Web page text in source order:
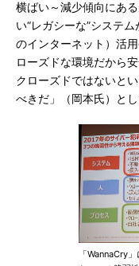
横ばい～減少傾向にあ
い“レガシーな”システ
のインターネット）活
ローズドな環境だから
クローズドではないと
べきだ」（岡本氏）とし
「WannaCry